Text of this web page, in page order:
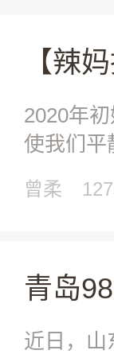
2020年
使我们平
来多地区
曾柔
近日，山